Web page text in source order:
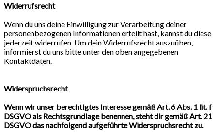
Widerrufsrecht
Wenn du uns deine Einwilligung zur Verarbeitung deiner
personenbezogenen Informationen erteilt hast, kannst du diese
jederzeit widerrufen. Um dein Widerrufsrecht auszuüben,
informierst du uns bitte unter den oben angegebenen
Kontaktdaten.
Widerspruchsrecht
Wenn wir unser berechtigtes Interesse gemäß Art. 6 Abs. 1 lit. f
DSGVO als Rechtsgrundlage benennen, steht dir gemäß Art. 21
DSGVO das nachfolgend aufgeführte Widerspruchsrecht zu.